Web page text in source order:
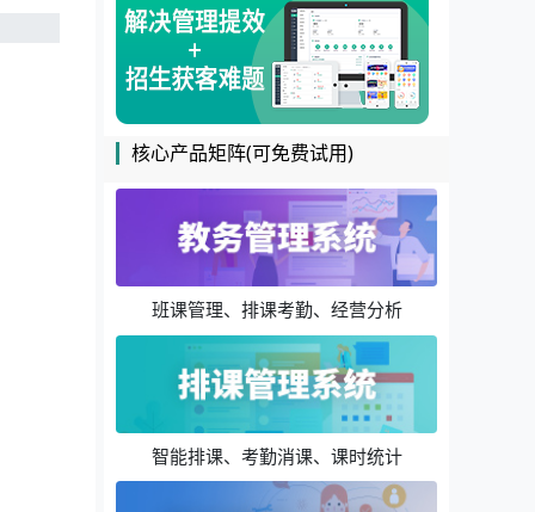
核心产品矩阵(可免费试用)
班课管理、排课考勤、经营分析
智能排课、考勤消课、课时统计